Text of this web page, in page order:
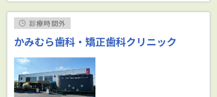
診療時間外
かみむら歯科・矯正歯科クリニック